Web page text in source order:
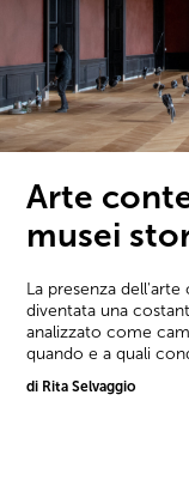
Arte
musei
La presenza
diventata una
analizzato come
quando e a quali
di Rita Selvaggio